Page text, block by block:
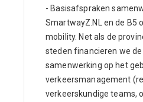
- Basisafspraken
SmartwayZ.NL en de B5
mobility. Net als de
steden financieren we
samenwerking op het
verkeersmanagement
verkeerskundige teams,